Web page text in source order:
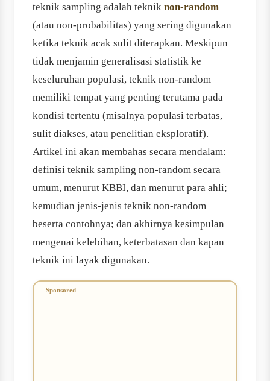
teknik sampling adalah teknik non-random
(atau non-probabilitas) yang sering digunakan
ketika teknik acak sulit diterapkan. Meskipun
tidak menjamin generalisasi statistik ke
keseluruhan populasi, teknik non-random
memiliki tempat yang penting terutama pada
kondisi tertentu (misalnya populasi terbatas,
sulit diakses, atau penelitian eksploratif).
Artikel ini akan membahas secara mendalam:
definisi teknik sampling non-random secara
umum, menurut KBBI, dan menurut para ahli;
kemudian jenis-jenis teknik non-random
beserta contohnya; dan akhirnya kesimpulan
mengenai kelebihan, keterbatasan dan kapan
teknik ini layak digunakan.